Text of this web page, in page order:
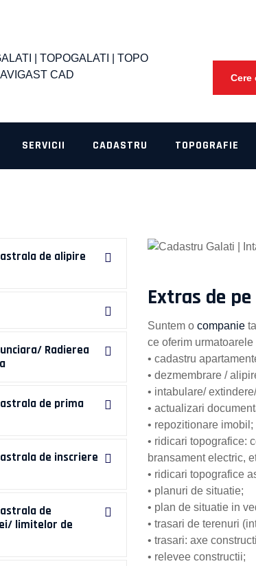
Cere
SERVICII CADASTRU TOPOGRAFIE
Extras de
Suntem o companie
ce oferim
• cadastru
• dezmembrare /
• intabulare/
• actualizari
• repozitionare imobil;
• ridicari topografice:
bransament electric,
• ridicari topografice
• planuri de situatie;
• plan de situatie in
• trasari de terenuri
• trasari: axe
• relevee constructii;
de alipire
Radierea
de prima
de inscriere
de
limitelor de